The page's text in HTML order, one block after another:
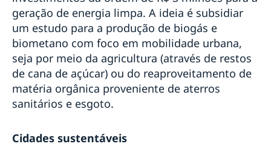
geração de energia limpa. A ideia é subsidiar
um estudo para a produção de biogás e
biometano com foco em mobilidade urbana,
seja por meio da agricultura (através de restos
de cana de açúcar) ou do reaproveitamento de
matéria orgânica proveniente de aterros
sanitários e esgoto.
Cidades sustentáveis